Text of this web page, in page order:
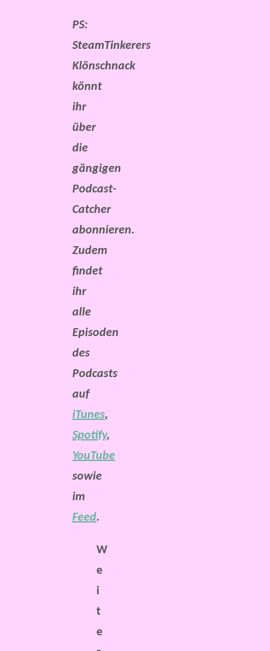
PS:
SteamTinkerers
Klönschnack
könnt
ihr
über
die
gängigen
Podcast-
Catcher
abonnieren.
Zudem
findet
ihr
alle
Episoden
des
Podcasts
auf
iTunes,
Spotify,
YouTube
sowie
im
Feed.
W
e
i
t
e